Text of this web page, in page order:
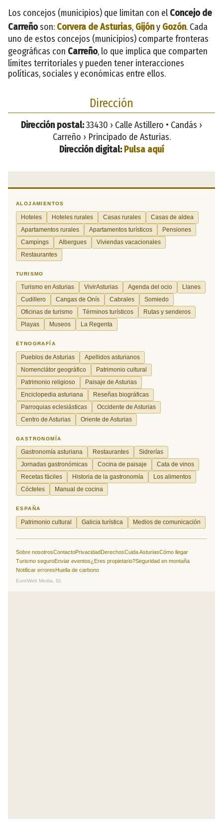
Los concejos (municipios) que limitan con el Concejo de
Carreñoson: Corvera de Asturias, Gijóny Gozón. Cada
uno de estos concejos (municipios) comparte fronteras
geográficas con Carreño, lo que implica que comparten
límites territoriales y pueden tener interacciones
políticas, sociales y económicas entre ellos.
Dirección
Dirección postal:33430 › Calle Astillero • Candás ›
Carreño › Principado de Asturias.
Dirección digital: Pulsa aquí